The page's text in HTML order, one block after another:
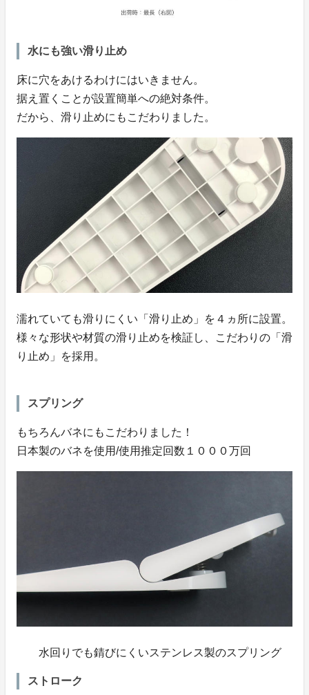
水にも強い滑り止め
床に穴をあけるわけにはいきません。
据え置くことが設置簡単への絶対条件。
だから、滑り止めにもこだわりました。
濡れていても滑りにくい「滑り止め」を４ヵ所に設置。
様々な形状や材質の滑り止めを検証し、こだわりの「滑
り止め」を採用。
スプリング
もちろんバネにもこだわりました！
日本製のバネを使用/使用推定回数１０００万回
水回りでも錆びにくいステンレス製のスプリング
ストローク